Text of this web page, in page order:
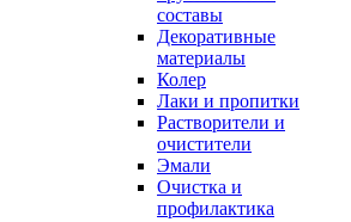
составы
Декоративные
материалы
Колер
Лаки и пропитки
Растворители и
очистители
Эмали
Очистка и
профилактика